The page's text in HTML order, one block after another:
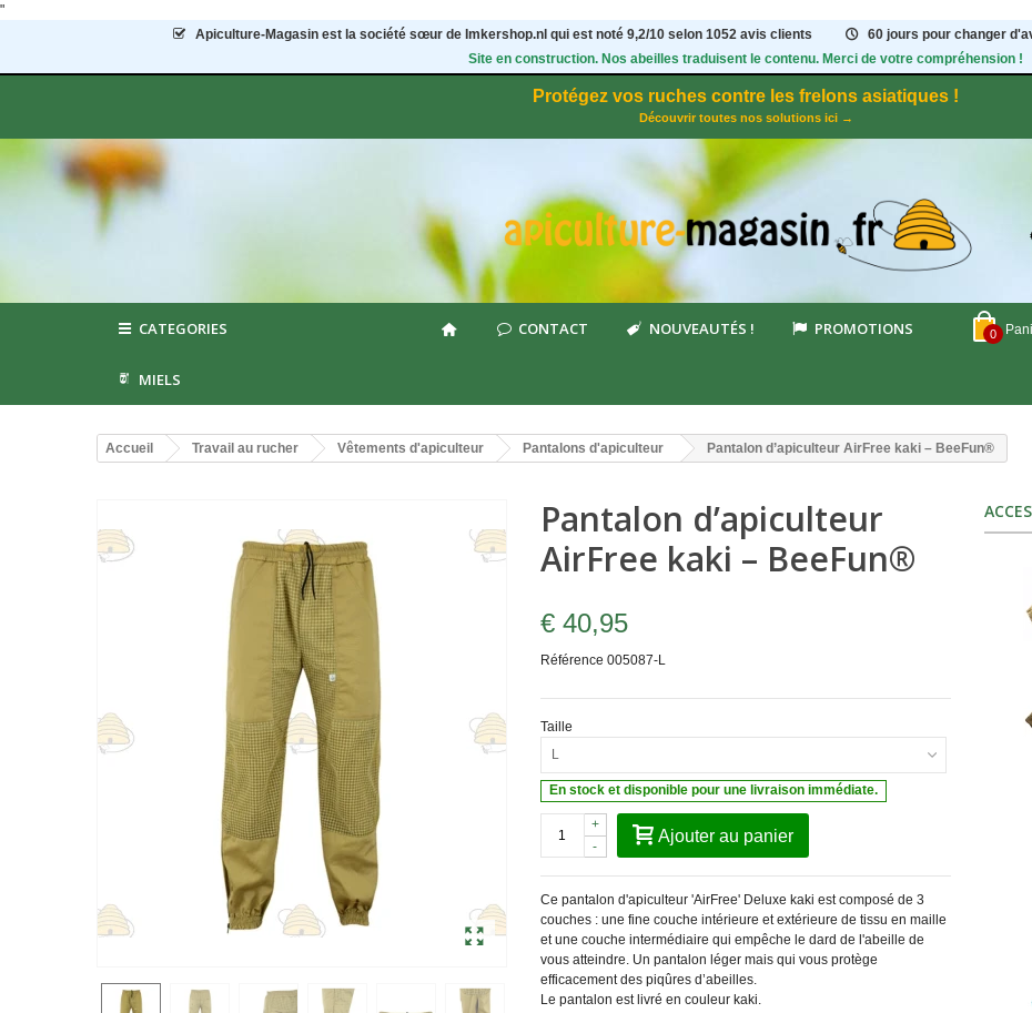
"
Apiculture-Magasin est la société sœur de Imkershop.nl qui est noté 9,2/10 selon 1052avis clients 60 jours pour changer
Site en construction. Nos abeilles traduisent le contenu. Merci de votre compréhension !
Protégez vos ruches contre les frelons asiatiques !
Découvrir toutes nos solutions ici →
0
CATEGORIES CONTACT NOUVEAUTÉS ! PROMOTIONS
MIELS
Accueil Travail au rucher Vêtements d'apiculteur Pantalons d'apiculteur Pantalon d’apiculteur AirFree kaki – BeeFun®
Pantalon d’apiculteur
AirFree kaki – BeeFun®
€ 40,95
Référence 005087-L
Taille
L
En stock et disponible pour une livraison immédiate.
-
+
Ajouter au panier
Ce pantalon d'apiculteur 'AirFree' Deluxe kaki est composé de 3
couches : une fine couche intérieure et extérieure de tissu en maille
et une couche intermédiaire qui empêche le dard de l'abeille de
vous atteindre. Un pantalon léger mais qui vous protège
efficacement des piqûres d’abeilles.
Le pantalon est livré en couleur kaki.